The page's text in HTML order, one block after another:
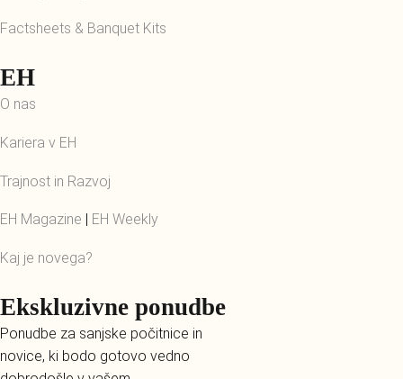
Factsheets & Banquet Kits
EH
O nas
Kariera v EH
Trajnost in Razvoj
EH Magazine | EH Weekly
Kaj je novega?
Ekskluzivne ponudbe
Ponudbe za sanjske počitnice in
novice, ki bodo gotovo vedno